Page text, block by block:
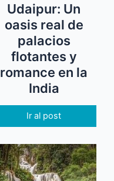
Udaipur: Un
oasis real de
palacios
flotantes y
romance en la
India
Ir al post